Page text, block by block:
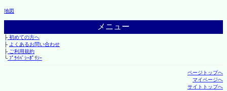
地図
メニュー
├初めての方へ
├ よくあるお問い合わせ
├ご利用規約
└ﾌﾟﾗｲﾊﾞｼｰﾎﾟﾘｼｰ
ページトップへ
マイページへ
サイトトップへ